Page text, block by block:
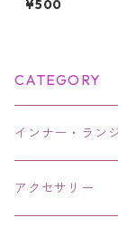
ィーク イヤーラ
¥500
CATEGORY
インナー・ラン
アクセサリー